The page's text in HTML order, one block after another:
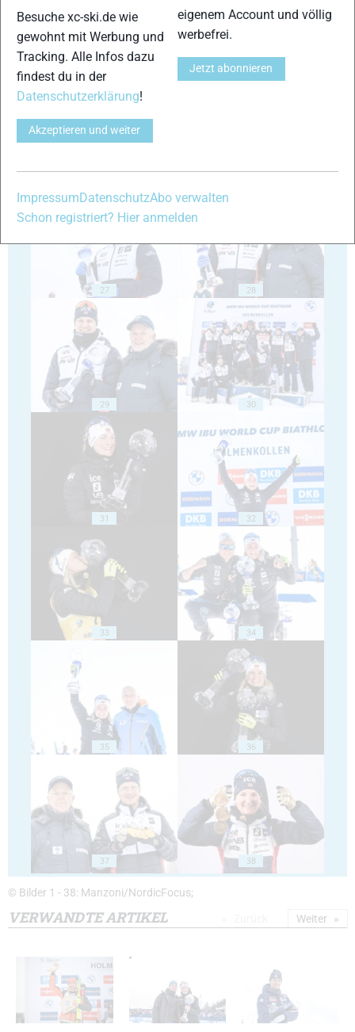
23 24
27 28
29 30
31 32
33 34
35 36
37 38
© Bilder 1 - 38: Manzoni/NordicFocus;
VERWANDTE ARTIKEL Weiter
Besuche xc-ski.de wie
gewohnt mit Werbung und
Tracking. Alle Infos dazu
findest du in der
Datenschutzerklärung!
Akzeptieren und weiter
eigenem Account und völlig
werbefrei.
Jetzt abonnieren
Impressum DatenschutzAbo verwalten
Schon registriert? Hier anmelden